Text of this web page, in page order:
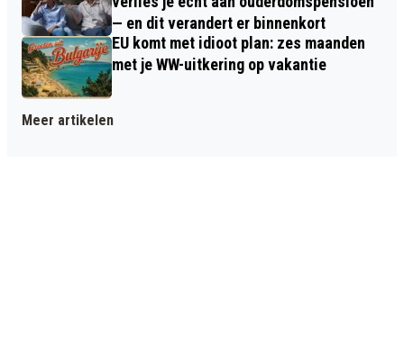
— en dit verandert er binnenkort
EU komt met idioot plan: zes maanden
met je WW-uitkering op vakantie
Meer artikelen